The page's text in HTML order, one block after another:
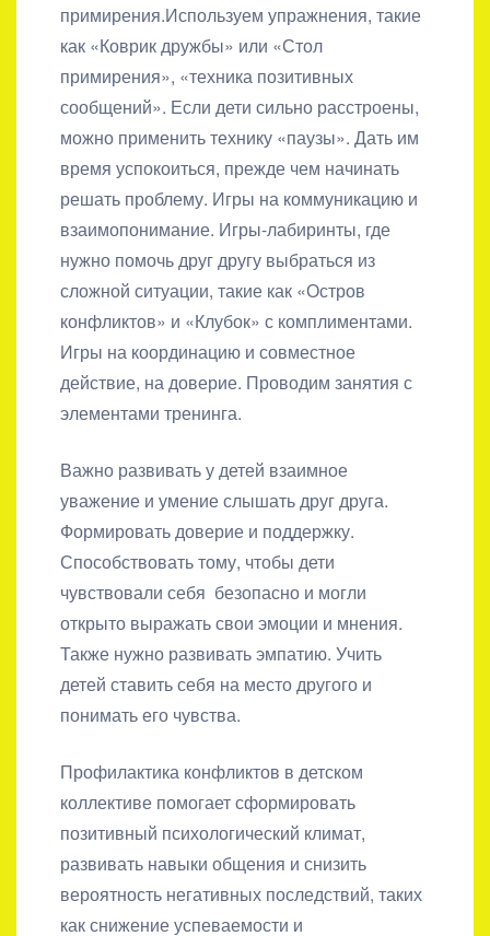
примирения.Используем упражнения, такие
как «Коврик дружбы» или «Стол
примирения», «техника позитивных
сообщений». Если дети сильно расстроены,
можно применить технику «паузы». Дать им
время успокоиться, прежде чем начинать
решать проблему. Игры на коммуникацию и
взаимопонимание. Игры-лабиринты, где
нужно помочь друг другу выбраться из
сложной ситуации, такие как «Остров
конфликтов» и «Клубок» с комплиментами.
Игры на координацию и совместное
действие, на доверие. Проводим занятия с
элементами тренинга.
Важно развивать у детей взаимное
уважение и умение слышать друг друга.
Формировать доверие и поддержку.
Способствовать тому, чтобы дети
чувствовали себя безопасно и могли
открыто выражать свои эмоции и мнения.
Также нужно развивать эмпатию. Учить
детей ставить себя на место другого и
понимать его чувства.
Профилактика конфликтов в детском
коллективе помогает сформировать
позитивный психологический климат,
развивать навыки общения и снизить
вероятность негативных последствий, таких
как снижение успеваемости и